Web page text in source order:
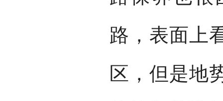
路，表面上
区，但是地